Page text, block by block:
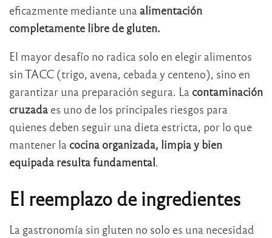
eficazmente mediante una alimentación
completamente libre de gluten.
El mayor desafío no radica solo en elegir alimentos
sin TACC (trigo, avena, cebada y centeno), sino en
garantizar una preparación segura. La contaminación
cruzada es uno de los principales riesgos para
quienes deben seguir una dieta estricta, por lo que
mantener la cocina organizada, limpia y bien
equipada resulta fundamental.
El reemplazo de ingredientes
La gastronomía sin gluten no solo es una necesidad